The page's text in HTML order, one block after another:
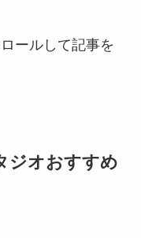
ールして記事を
ジオおすすめ